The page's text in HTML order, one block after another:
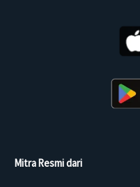
Mitra Resmi dari